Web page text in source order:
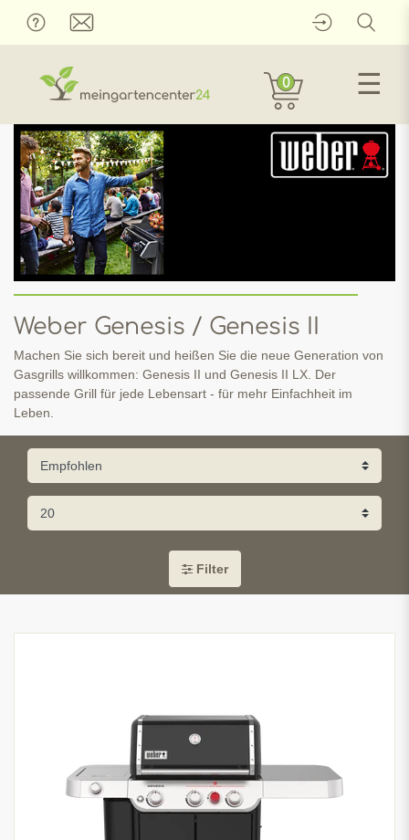
0 ☰
Weber Genesis / Genesis II
Machen Sie sich bereit und heißen Sie die neue Generation von
Gasgrills willkommen: Genesis II und Genesis II LX. Der
passende Grill für jede Lebensart - für mehr Einfachheit im
Leben.
Filter